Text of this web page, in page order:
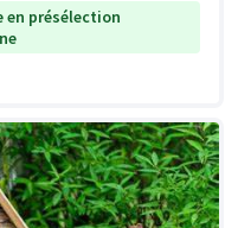
en présélection